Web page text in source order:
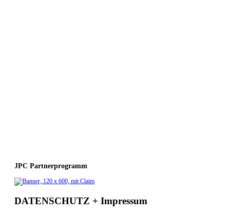
JPC Partnerprogramm
DATENSCHUTZ + Impressum